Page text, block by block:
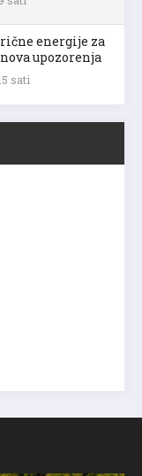
energije za
upozorenja
sati